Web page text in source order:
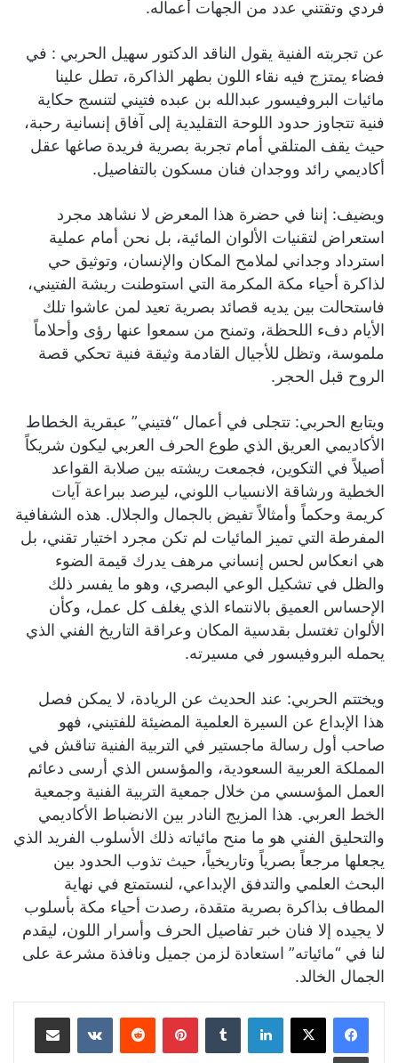
فردي وتقتني عدد من الجهات أعماله.
عن تجربته الفنية يقول الناقد الدكتور سهيل الحربي : في
فضاء يمتزج فيه نقاء اللون بطهر الذاكرة، تطل علينا
مائيات البروفيسور عبدالله بن عبده فتيني لتنسج حكاية
فنية تتجاوز حدود اللوحة التقليدية إلى آفاق إنسانية رحبة،
حيث يقف المتلقي أمام تجربة بصرية فريدة صاغها عقل
أكاديمي رائد ووجدان فنان مسكون بالتفاصيل.
ويضيف: إننا في حضرة هذا المعرض لا نشاهد مجرد
استعراض لتقنيات الألوان المائية، بل نحن أمام عملية
استرداد وجداني لملامح المكان والإنسان، وتوثيق حي
لذاكرة أحياء مكة المكرمة التي استوطنت ريشة الفتيني،
فاستحالت بين يديه قصائد بصرية تعيد لمن عاشوا تلك
الأيام دفء اللحظة، وتمنح من سمعوا عنها رؤى وأحلاماً
ملموسة، وتظل للأجيال القادمة وثيقة فنية تحكي قصة
الروح قبل الحجر.
ويتابع الحربي: تتجلى في أعمال “فتيني” عبقرية الخطاط
الأكاديمي العريق الذي طوع الحرف العربي ليكون شريكاً
أصيلاً في التكوين، فجمعت ريشته بين صلابة القواعد
الخطية ورشاقة الانسياب اللوني، ليرصد ببراعة آيات
كريمة وحكماً وأمثالاً تفيض بالجمال والجلال. هذه الشفافية
المفرطة التي تميز المائيات لم تكن مجرد اختيار تقني، بل
هي انعكاس لحس إنساني مرهف يدرك قيمة الضوء
والظل في تشكيل الوعي البصري، وهو ما يفسر ذلك
الإحساس العميق بالانتماء الذي يغلف كل عمل، وكأن
الألوان تغتسل بقدسية المكان وعراقة التاريخ الفني الذي
يحمله البروفيسور في مسيرته.
ويختتم الحربي: عند الحديث عن الريادة، لا يمكن فصل
هذا الإبداع عن السيرة العلمية المضيئة للفتيني، فهو
صاحب أول رسالة ماجستير في التربية الفنية تناقش في
المملكة العربية السعودية، والمؤسس الذي أرسى دعائم
العمل المؤسسي من خلال جمعية التربية الفنية وجمعية
الخط العربي. هذا المزيج النادر بين الانضباط الأكاديمي
والتحليق الفني هو ما منح مائياته ذلك الأسلوب الفريد الذي
يجعلها مرجعاً بصرياً وتاريخياً، حيث تذوب الحدود بين
البحث العلمي والتدفق الإبداعي، لنستمتع في نهاية
المطاف بذاكرة بصرية متقدة، رصدت أحياء مكة بأسلوب
لا يجيده إلا فنان خبر تفاصيل الحرف وأسرار اللون، ليقدم
لنا في “مائياته” استعادة لزمن جميل ونافذة مشرعة على
الجمال الخالد.
لينكدإن بينتيريست مشاركة عبر البريد
طباعة